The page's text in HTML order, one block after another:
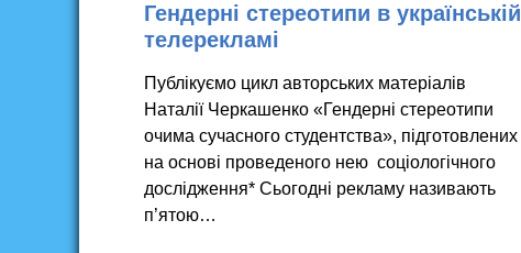
Гендерні стереотипи в українській
телерекламі
Публікуємо цикл авторських матеріалів
Наталії Черкашенко «Гендерні стереотипи
очима сучасного студентства», підготовлених
на основі проведеного нею соціологічного
дослідження* Сьогодні рекламу називають
п’ятою…